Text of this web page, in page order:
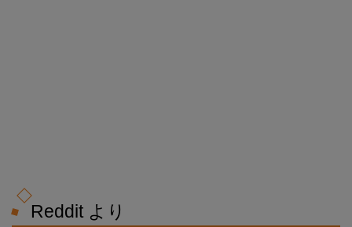
Reddit より